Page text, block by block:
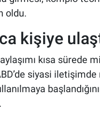
oldu.
kişiye
kısa
siyasi